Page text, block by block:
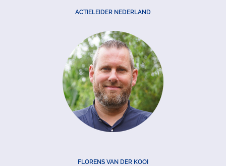
ACTIELEIDER NEDERLAND
FLORENS VAN DER KOOI